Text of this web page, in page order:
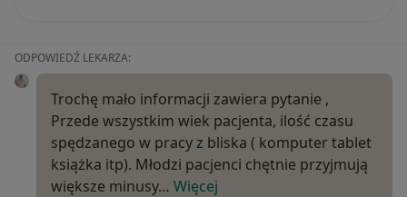
ODPOWIEDŹ LEKARZA:
Trochę mało informacji zawiera pytanie ,
Przede wszystkim wiek pacjenta, ilość czasu
spędzanego w pracy z bliska ( komputer tablet
książka itp). Młodzi pacjenci chętnie przyjmują
większe minusy… Więcej